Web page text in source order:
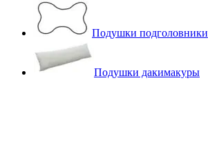
Подушки подголовники
Подушки дакимакуры